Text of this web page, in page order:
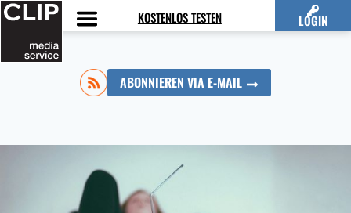
Zum
Inhalt
springen
KOSTENLOS TESTEN LOGIN
ABONNIEREN VIA E-MAIL